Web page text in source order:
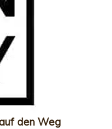
den Weg